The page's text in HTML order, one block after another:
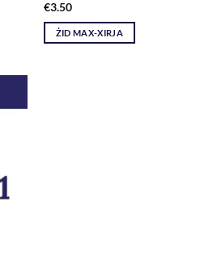
€3.50
ŻID MAX-XIRJA